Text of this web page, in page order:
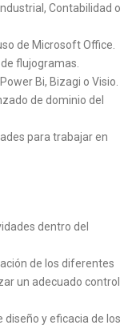
Contabilidad o
de Microsoft Office.
flujogramas.
Bi, Bizagi o Visio.
de dominio del
para trabajar en
dentro del
de los diferentes
un adecuado control
y eficacia de los